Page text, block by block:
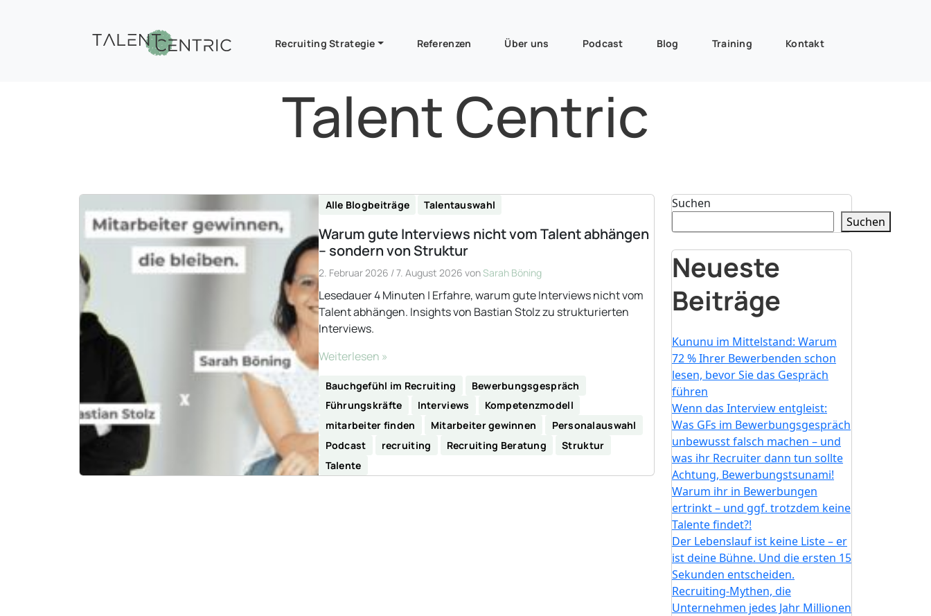
Recruiting Strategie Referenzen Über uns Podcast Blog Training Kontakt
Talent Centric
Alle Blogbeiträge Talentauswahl
Warum gute Interviews nicht vom Talent abhängen
– sondern von Struktur
2. Februar 2026 /7. August 2026 vonSarah Böning
Lesedauer 4 Minuten | Erfahre, warum gute Interviews nicht vom
Talent abhängen. Insights von Bastian Stolz zu strukturierten
Interviews.
Weiterlesen »
Bauchgefühl im Recruiting
Bewerbungsgespräch
Führungskräfte
Interviews
Kompetenzmodell
mitarbeiter finden
Mitarbeiter gewinnen
Personalauswahl
Podcast
recruiting Recruiting Beratung
Struktur
Talente
Suchen
Suchen
Neueste
Beiträge
Kununu im Mittelstand: Warum
72 % Ihrer Bewerbenden schon
lesen, bevor Sie das Gespräch
führen
Wenn das Interview entgleist:
Was GFs im Bewerbungsgespräch
unbewusst falsch machen – und
was ihr Recruiter dann tun sollte
Achtung, Bewerbungstsunami!
Warum ihr in Bewerbungen
ertrinkt – und ggf. trotzdem keine
Talente findet?!
Der Lebenslauf ist keine Liste – er
ist deine Bühne. Und die ersten 15
Sekunden entscheiden.
Recruiting-Mythen, die
Unternehmen jedes Jahr Millionen